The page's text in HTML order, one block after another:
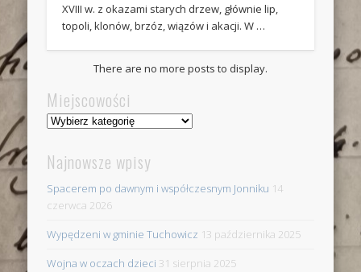
XVIII w. z okazami starych drzew, głównie lip,
topoli, klonów, brzóz, wiązów i akacji. W …
There are no more posts to display.
Miejscowości
Miejscowości
Najnowsze wpisy
Spacerem po dawnym i współczesnym Jonniku 14
czerwca 2026
Wypędzeni w gminie Tuchowicz 13 października 2025
Wojna w oczach dzieci 31 sierpnia 2025